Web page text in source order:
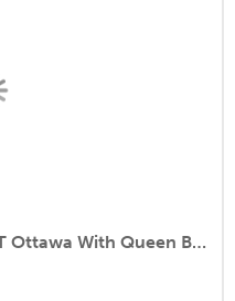
Delightful 1BR Apt - Near DT Ottawa With Queen Bed